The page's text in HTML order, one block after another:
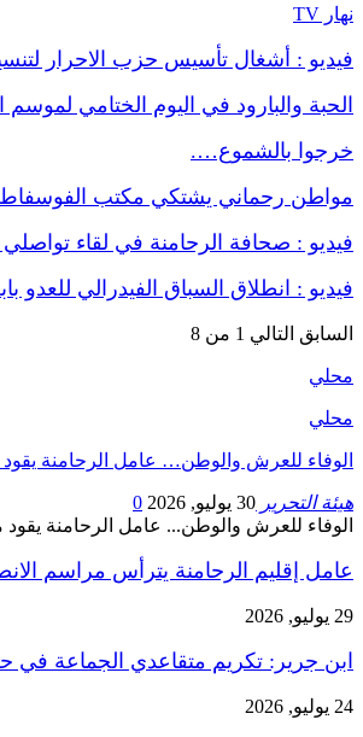
نهار TV
فيديو : أشغال تأسيس حزب الاحرار
الحبة والبارود في اليوم الختامي
خرجوا بالشموع….
مواطن رحماني يشتكي مكتب الفوسفاط
فيديو : صحافة الرحامنة في لقاء تواصلي
فيديو : انطلاق السباق الفيدرالي
السابق التالي 1 من 8
محلي
محلي
الوفاء للعرش والوطن… عامل الرحامنة
هيئة التحرير 30 يوليو, 2026
0
الوفاء للعرش والوطن... عامل الرحامنة
عامل إقليم الرحامنة يترأس مراسم
29 يوليو, 2026
ابن جرير: تكريم متقاعدي الجماعة في
24 يوليو, 2026